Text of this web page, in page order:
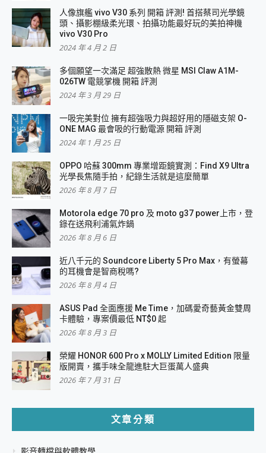
人像旗艦 vivo V30 系列 開箱 評測! 首搭蔡司光學鏡
頭、攝影棚級柔光環、拍攝功能最好玩的美拍神機
vivo V30 Pro
2024 年 4 月 2 日
多個願望一次滿足 超強散熱 微星 MSI Claw A1M-
026TW 電競掌機 開箱 評測
2024 年 3 月 29 日
一吸完美對位 擁有超強吸力與超好用的隱磁支架 O-
ONE MAG 最會吸的行動電源 開箱 評測
2024 年 1 月 25 日
OPPO 哈蘇 300mm 專業增距鏡實測：Find X9 Ultra
光學長焦隨手拍，紀錄生活就是這麼簡單
2026 年 8 月 7 日
Motorola edge 70 pro 及 moto g37 power上市，登
錄在送飛利浦氣炸鍋
2026 年 8 月 6 日
近八千元的 Soundcore Liberty 5 Pro Max，有螢幕
的耳機會是智商稅嗎?
2026 年 8 月 4 日
ASUS Pad 全面應援 Me Time，加碼愛奇藝黃金雙周
卡體驗，專案價最低 NT$0 起
2026 年 8 月 3 日
榮耀 HONOR 600 Pro x MOLLY Limited Edition 限量
版開賣，攜手味全龍進駐大巨蛋萬人盛典
2026 年 7 月 31 日
文章分類
影音轉檔與軟體教學